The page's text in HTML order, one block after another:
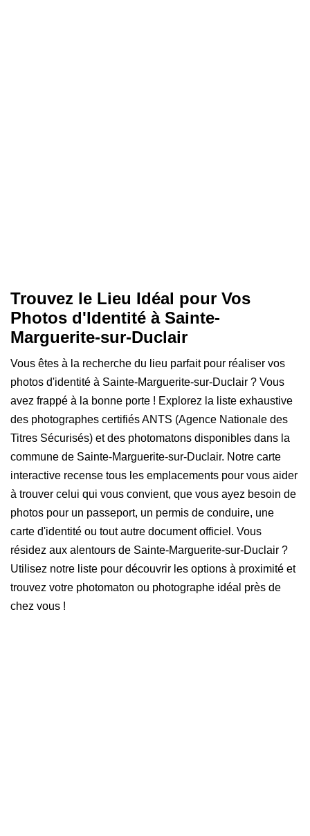
Trouvez le Lieu Idéal pour Vos
Photos d'Identité à Sainte-
Marguerite-sur-Duclair
Vous êtes à la recherche du lieu parfait pour réaliser vos
photos d'identité à Sainte-Marguerite-sur-Duclair ? Vous
avez frappé à la bonne porte ! Explorez la liste exhaustive
des photographes certifiés ANTS (Agence Nationale des
Titres Sécurisés) et des photomatons disponibles dans la
commune de Sainte-Marguerite-sur-Duclair. Notre carte
interactive recense tous les emplacements pour vous aider
à trouver celui qui vous convient, que vous ayez besoin de
photos pour un passeport, un permis de conduire, une
carte d'identité ou tout autre document officiel. Vous
résidez aux alentours de Sainte-Marguerite-sur-Duclair ?
Utilisez notre liste pour découvrir les options à proximité et
trouvez votre photomaton ou photographe idéal près de
chez vous !